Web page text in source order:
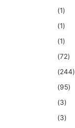
(1)
(1)
(1)
(72)
(244)
(95)
(3)
(3)